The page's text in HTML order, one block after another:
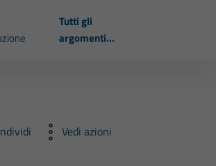
Tutti gli
argomenti...
Vedi azioni